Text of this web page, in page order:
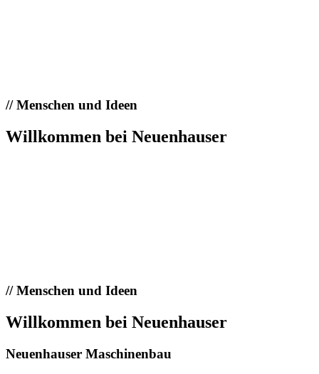
//Menschen und Ideen
Willkommen bei Neuenhauser
//Menschen und Ideen
Willkommen bei Neuenhauser
Neuenhauser Maschinenbau